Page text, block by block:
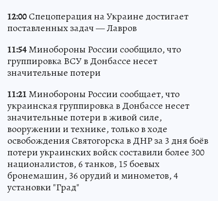
12:00Спецоперация на Украине достигает
поставленных задач — Лавров
11:54Минобороны России сообщило, что
группировка ВСУ в Донбассе несет
значительные потери
11:21Минобороны России сообщает, что
украинская группировка в Донбассе несет
значительные потери в живой силе,
вооружении и технике, только в ходе
освобождения Святогорска в ДНР за 3 дня боёв
потери украинских войск составили более 300
националистов, 6 танков, 15 боевых
бронемашин, 36 орудий и минометов, 4
установки "Град"